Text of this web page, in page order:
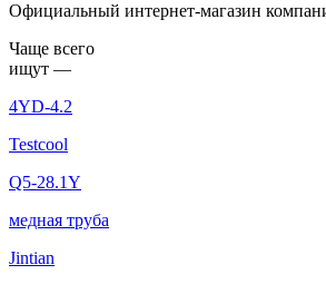
Официальный интернет-магазин
Чаще вcего
ищут —
4YD-4.2
Testcool
Q5-28.1Y
медная труба
Jintian